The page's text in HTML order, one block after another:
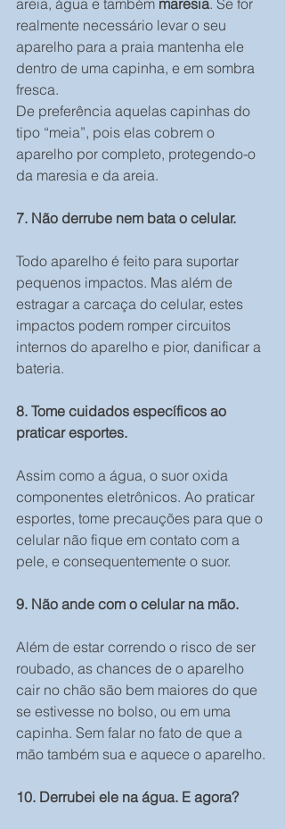
realmente necessário levar o seu
aparelho para a praia mantenha ele
dentro de uma capinha, e em sombra
fresca.
De preferência aquelas capinhas do
tipo “meia”, pois elas cobrem o
aparelho por completo, protegendo-o
da maresia e da areia.
7. Não derrube nem bata o celular.
Todo aparelho é feito para suportar
pequenos impactos. Mas além de
estragar a carcaça do celular, estes
impactos podem romper circuitos
internos do aparelho e pior, danificar a
bateria.
8. Tome cuidados específicos ao
praticar esportes.
Assim como a água, o suor oxida
componentes eletrônicos. Ao praticar
esportes, tome precauções para que o
celular não fique em contato com a
pele, e consequentemente o suor.
9. Não ande com o celular na mão.
Além de estar correndo o risco de ser
roubado, as chances de o aparelho
cair no chão são bem maiores do que
se estivesse no bolso, ou em uma
capinha. Sem falar no fato de que a
mão também sua e aquece o aparelho.
10. Derrubei ele na água. E agora?